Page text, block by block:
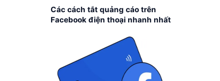
Các cách tắt quảng cáo trên
Facebook điện thoại nhanh nhất